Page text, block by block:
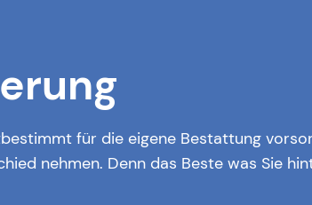
für die eigene Bestattung
nehmen. Denn das Beste was Sie